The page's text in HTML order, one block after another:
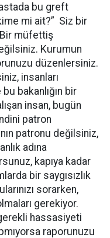
bu greft
mi ait?” Siz bir
müfettiş
Kurumun
düzenlersiniz.
insanları
bakanlığın bir
insan, bugün
patron
patronu değilsiniz,
adına
kapıya kadar
bir saygısızlık
sorarken,
gerekiyor.
hassasiyeti
raporunuzu